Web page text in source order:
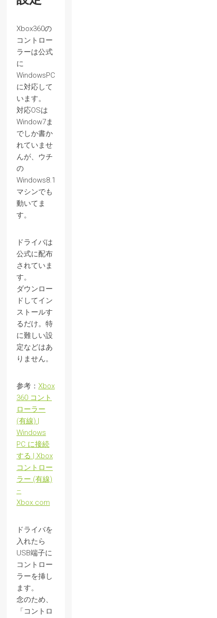
Xbox360の
コントロー
ラーは公式
に
WindowsPC
に対応して
います。
対応OSは
Window7ま
でしか書か
れていませ
んが、ウチ
の
Windows8.1
マシンでも
動いてま
す。
ドライバは
公式に配布
されていま
す。
ダウンロー
ドしてイン
ストールす
るだけ。特
に難しい設
定などはあ
りません。
参考： Xbox
360 コント
ローラー
(有線) |
Windows
PC に接続
する | Xbox
コントロー
ラー (有線)
–
Xbox.com
ドライバを
入れたら
USB端子に
コントロー
ラーを挿し
ます。
念のため、
「コントロ